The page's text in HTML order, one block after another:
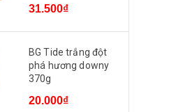
31.500₫
BG Tide trắng đột
phá hương downy
370g
20.000₫